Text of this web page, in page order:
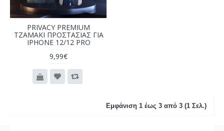
PRIVACY PREMIUM
ΤΖΑΜΑΚΙ ΠΡΟΣΤΑΣΙΑΣ ΓΙΑ
IPHONE 12/12 PRO
9,99€
Εμφάνιση 1 έως 3 από 3 (1 Σελ.)